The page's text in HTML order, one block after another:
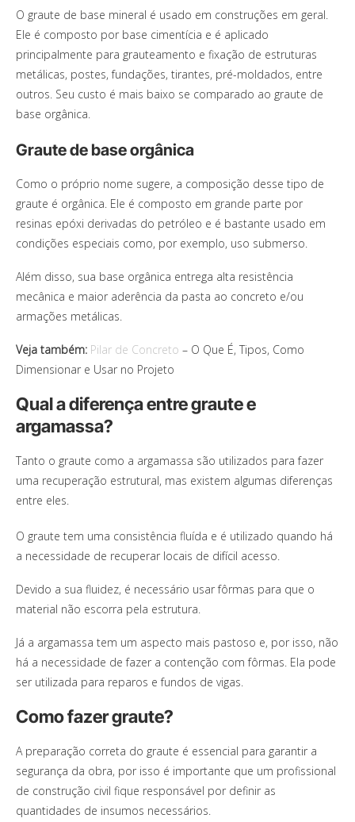
O graute de base mineral é usado em construções em geral.
Ele é composto por base cimentícia e é aplicado
principalmente para grauteamento e fixação de estruturas
metálicas, postes, fundações, tirantes, pré-moldados, entre
outros. Seu custo é mais baixo se comparado ao graute de
base orgânica.
Graute de base orgânica
Como o próprio nome sugere, a composição desse tipo de
graute é orgânica. Ele é composto em grande parte por
resinas epóxi derivadas do petróleo e é bastante usado em
condições especiais como, por exemplo, uso submerso.
Além disso, sua base orgânica entrega alta resistência
mecânica e maior aderência da pasta ao concreto e/ou
armações metálicas.
Veja também: Pilar de Concreto – O Que É, Tipos, Como
Dimensionar e Usar no Projeto
Qual a diferença entre graute e
argamassa?
Tanto o graute como a argamassa são utilizados para fazer
uma recuperação estrutural, mas existem algumas diferenças
entre eles.
O graute tem uma consistência fluída e é utilizado quando há
a necessidade de recuperar locais de difícil acesso.
Devido a sua fluidez, é necessário usar fôrmas para que o
material não escorra pela estrutura.
Já a argamassa tem um aspecto mais pastoso e, por isso, não
há a necessidade de fazer a contenção com fôrmas. Ela pode
ser utilizada para reparos e fundos de vigas.
Como fazer graute?
A preparação correta do graute é essencial para garantir a
segurança da obra, por isso é importante que um profissional
de construção civil fique responsável por definir as
quantidades de insumos necessários.